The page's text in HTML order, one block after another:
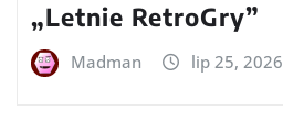
„Letnie RetroGry”
Madman lip 25, 2026